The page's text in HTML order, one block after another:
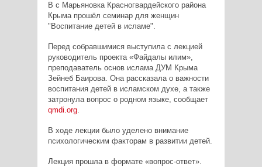
В с Марьяновка Красногвардейского района
Крыма прошёл семинар для женщин
"Воспитание детей в исламе".
Перед собравшимися выступила с лекцией
руководитель проекта «Файдалы илим»,
преподаватель основ ислама ДУМ Крыма
Зейнеб Баирова. Она рассказала о важности
воспитания детей в исламском духе, а также
затронула вопрос о родном языке, сообщает
qmdi.org.
В ходе лекции было уделено внимание
психологическим факторам в развитии детей.
Лекция прошла в формате «вопрос-ответ».